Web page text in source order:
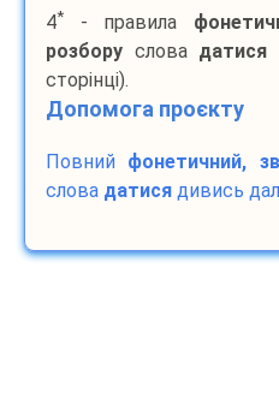
4* - правила
розбору слова датися
сторінці).
Допомога проєкту
Повний фонетичний,
слова датися дивись